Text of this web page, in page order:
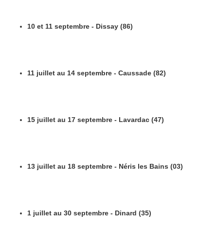
10 et 11 septembre - Dissay (86)
11 juillet au 14 septembre - Caussade (82)
15 juillet au 17 septembre - Lavardac (47)
13 juillet au 18 septembre - Néris les Bains (03)
1 juillet au 30 septembre - Dinard (35)